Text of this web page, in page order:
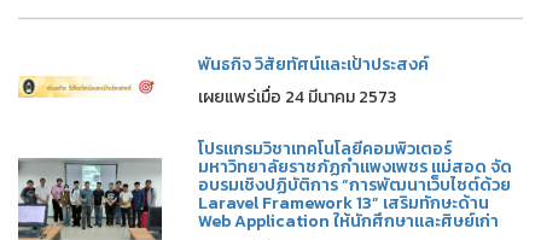
พันธกิจ วิสัยทัศน์และเป้าประสงค์
เผยแพร่เมื่อ 24 มีนาคม 2573
โปรแกรมวิชาเทคโนโลยีคอมพิวเตอร์
มหาวิทยาลัยราชภัฏกำแพงเพชร แม่สอด จัด
อบรมเชิงปฏิบัติการ “การพัฒนาเว็บไซต์ด้วย
Laravel Framework 13” เสริมทักษะด้าน
Web Application ให้นักศึกษาและศิษย์เก่า